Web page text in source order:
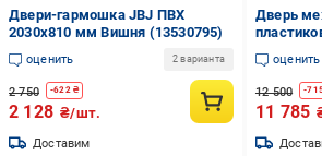
Двери-гармошка JBJ ПВХ
2030x810 мм Вишня (13530795)
оценить 2 варианта
2 750 -622₴
2 128 ₴/шт.
Доставим
Дверь
AXOR
стеклом
оценить
12 500 -
11 785